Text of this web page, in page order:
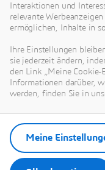
Challenge
Interaktionen und
relevante
ermöglichen, Inhalte in
Ihre Einstellungen
sie jederzeit ändern,
den Link „Meine
Informationen darüber,
werden, finden Sie in
Meine